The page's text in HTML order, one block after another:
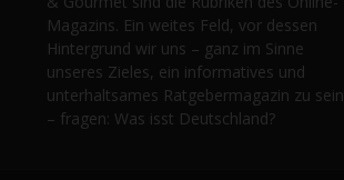
Magazins. Ein weites Feld, vor dessen
Hintergrund wir uns – ganz im Sinne
unseres Zieles, ein informatives und
unterhaltsames Ratgebermagazin zu sein
– fragen: Was isst Deutschland?